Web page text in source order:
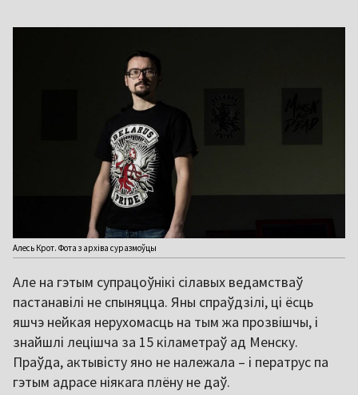
Алесь Крот. Фота з архіва суразмоўцы
Але на гэтым супрацоўнікі сілавых ведамстваў
пастанавілі не спыняцца. Яны спраўдзілі, ці ёсць
яшчэ нейкая нерухомасць на тым жа прозвішчы, і
знайшлі лецішча за 15 кіламетраў ад Менску.
Праўда, актывісту яно не належала – і ператрус па
гэтым адрасе ніякага плёну не даў.